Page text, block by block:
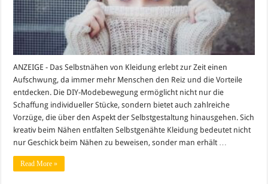
ANZEIGE - Das Selbstnähen von Kleidung erlebt zur Zeit einen
Aufschwung, da immer mehr Menschen den Reiz und die Vorteile
entdecken. Die DIY-Modebewegung ermöglicht nicht nur die
Schaffung individueller Stücke, sondern bietet auch zahlreiche
Vorzüge, die über den Aspekt der Selbstgestaltung hinausgehen. Sich
kreativ beim Nähen entfalten Selbstgenähte Kleidung bedeutet nicht
nur Geschick beim Nähen zu beweisen, sonder man erhält …
Read More »